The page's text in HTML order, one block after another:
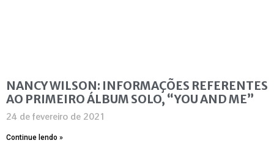
NANCY WILSON: INFORMAÇÕES REFERENTES
AO PRIMEIRO ÁLBUM SOLO, “YOU AND ME”
24 de fevereiro de 2021
Continue lendo »